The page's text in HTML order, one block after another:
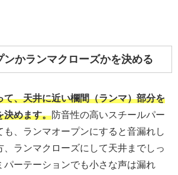
かランマクローズかを決める
て、天井に近い欄間（ランマ）部分を
決めます。防音性の高いスチールパー
も、ランマオープンにすると音漏れし
、ランマクローズにして天井までしっ
パーテーションでも小さな声は漏れ